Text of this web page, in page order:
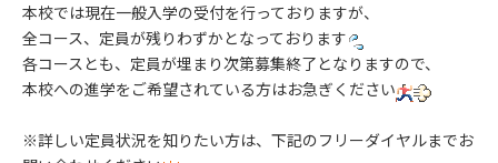
本校では現在一般入学の受付を行っておりますが、
全コース、定員が残りわずかとなっております
各コースとも、定員が埋まり次第募集終了となりますので、
本校への進学をご希望されている方はお急ぎください
※詳しい定員状況を知りたい方は、下記のフリーダイヤルまでお